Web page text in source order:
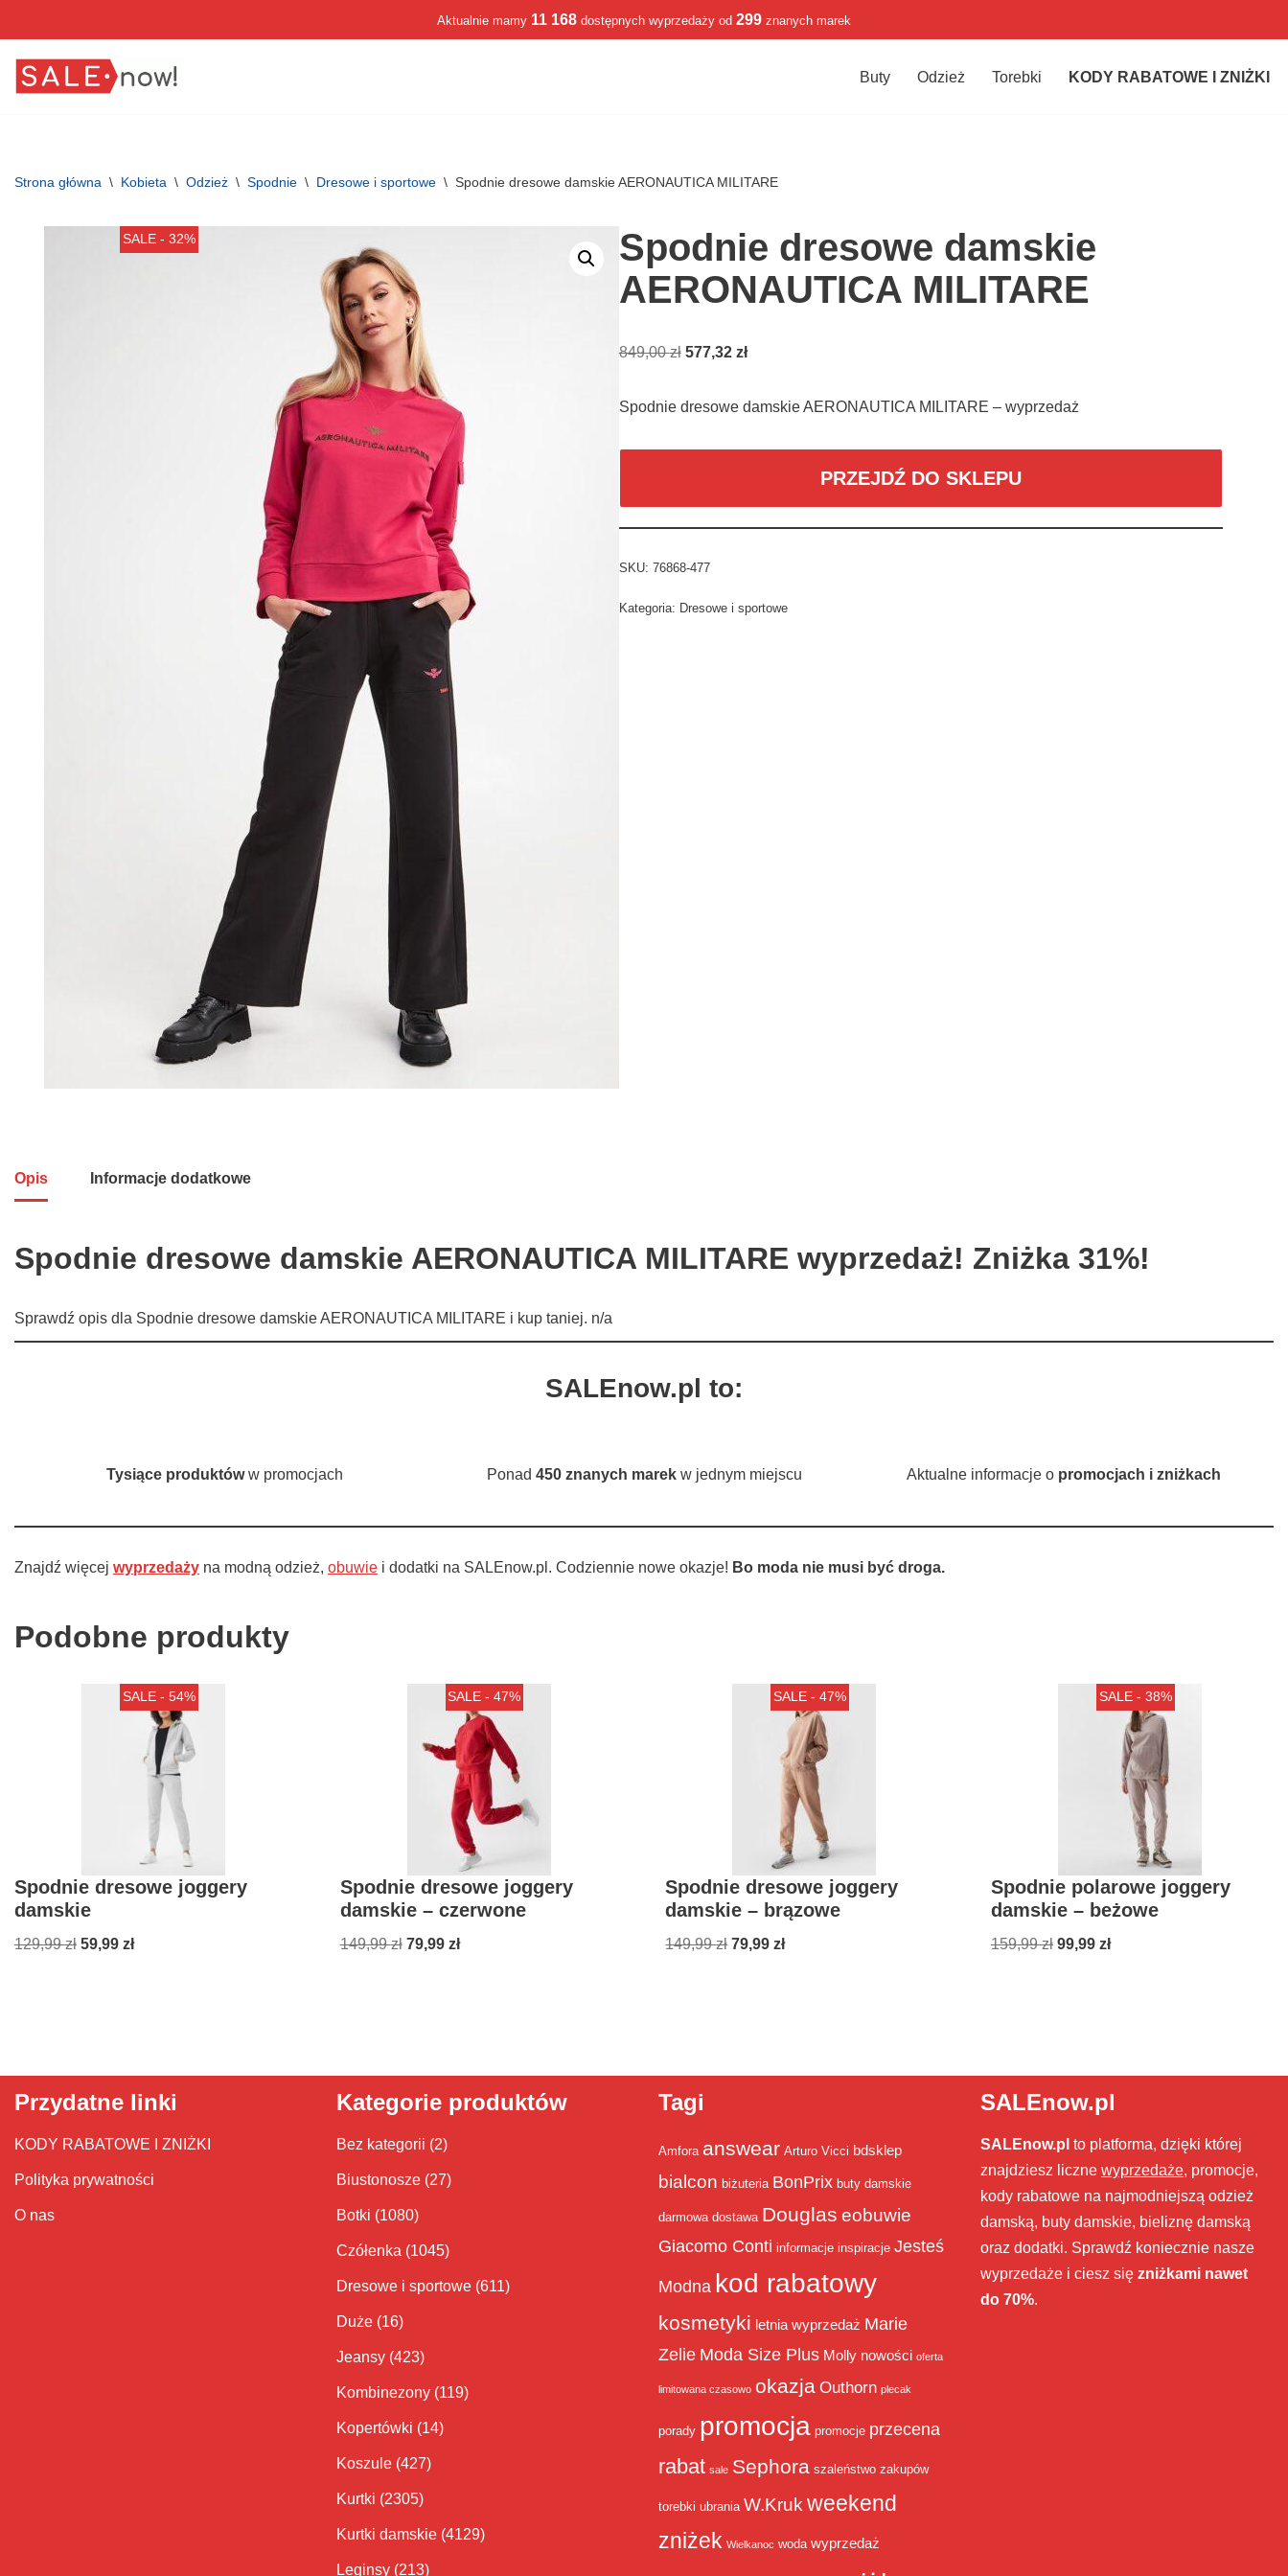
do
Aktualnie mamy 11 168 dostępnych wyprzedaży od 299 znanych marek
Buty Odzież Torebki KODY RABATOWE I ZNIŻKI
Strona główna \ Kobieta \ Odzież \ Spodnie \ Dresowe i sportowe \ Spodnie dresowe damskie AERONAUTICA MILITARE
SALE - 32%
Spodnie dresowe damskie
AERONAUTICA MILITARE
849,00zł 577,32 zł
Spodnie dresowe damskie AERONAUTICA MILITARE – wyprzedaż
PRZEJDŹ DO SKLEPU
SKU: 76868-477
Kategoria: Dresowe i sportowe
Opis Informacje dodatkowe
Spodnie dresowe damskie AERONAUTICA MILITARE wyprzedaż! Zniżka 31%!
Sprawdź opis dla Spodnie dresowe damskie AERONAUTICA MILITARE i kup taniej. n/a
SALEnow.pl to:
Tysiące produktóww promocjach Ponad 450 znanych marekw jednym miejscu Aktualne informacje o promocjach i zniżkach
Znajdź więcej wyprzedaży na modną odzież, obuwie i dodatki na SALEnow.pl. Codziennie nowe okazje! Bo moda nie musi być droga.
Podobne produkty
SALE - 54%
Spodnie dresowe joggery
damskie
129,99zł 59,99 zł
SALE - 47%
Spodnie dresowe joggery
damskie – czerwone
149,99zł 79,99 zł
SALE - 47%
Spodnie dresowe joggery
damskie – brązowe
149,99zł 79,99zł
SALE - 38%
Spodnie polarowe joggery
damskie – beżowe
159,99zł 99,99 zł
Przydatne linki
KODY RABATOWE I ZNIŻKI
Polityka prywatności
O nas
Kategorie produktów
Bez kategorii (2)
Biustonosze (27)
Botki (1080)
Czółenka (1045)
Dresowe i sportowe (611)
Duże (16)
Jeansy (423)
Kombinezony (119)
Kopertówki (14)
Koszule (427)
Kurtki (2305)
Kurtki damskie (4129)
Leginsy (213)
Tagi
Amfora answear Arturo Vicci bdsklep
bialcon biżuteria BonPrix buty damskie
darmowa dostawa Douglas eobuwie
Giacomo Conti informacje inspiracje Jesteś
Modna kod rabatowy
kosmetyki letnia wyprzedaż Marie
Zelie Moda Size Plus Molly nowości oferta
limitowana czasowo okazja Outhorn plecak
porady promocja promocje przecena
rabat sale Sephora szaleństwo zakupów
torebki ubrania W.Kruk weekend
zniżek Wielkanoc woda wyprzedaż
SALEnow.pl
SALEnow.pl to platforma, dzięki której
znajdziesz liczne wyprzedaże, promocje,
kody rabatowe na najmodniejszą odzież
damską, buty damskie, bieliznę damską
oraz dodatki. Sprawdź koniecznie nasze
wyprzedaże i ciesz się zniżkami nawet
do 70%.